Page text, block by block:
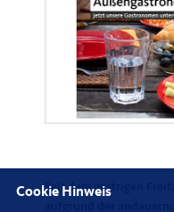
Seit dem gestrigen
Cookie Hinweis